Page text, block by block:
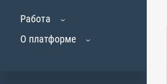
Работа
О платформе